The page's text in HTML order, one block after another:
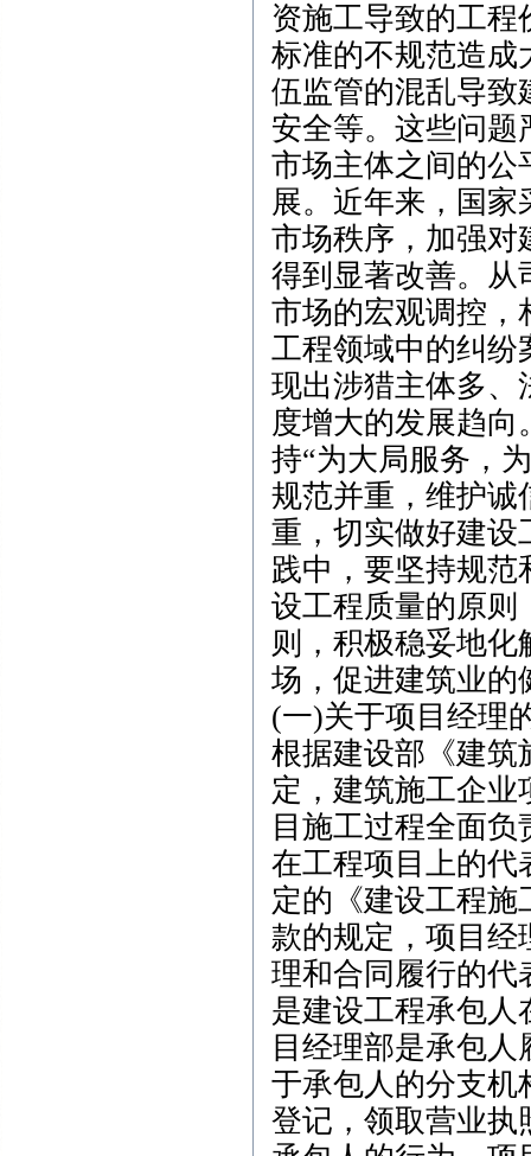
资施工导致的工程
标准的不规范造成
伍监管的混乱导致
安全等。这些问题
市场主体之间的公
展。近年来，国
市场秩序，加强对
得到显著改善。从
市场的宏观调控，
工程领域中的纠纷
现出涉猎主体多、
度增大的发展趋
持“为大局服务，
规范并重，维护诚
重，切实做好建设
践中，要坚持规
设工程质量的原则
则，积极稳妥地
场，促进建筑业的
(一)关于项目经理
根据建设部《建筑
定，建筑施工企
目施工过程全面
在工程项目上的代
定的《建设工程施
款的规定，项目经
理和合同履行的代
是建设工程承包人
目经理部是承包
于承包人的分支机
登记，领取营业执